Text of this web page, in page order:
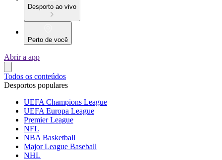
Desporto ao vivo
Perto de você
Abrir a app
Todos os conteúdos
Desportos populares
UEFA Champions League
UEFA Europa League
Premier League
NFL
NBA Basketball
Major League Baseball
NHL